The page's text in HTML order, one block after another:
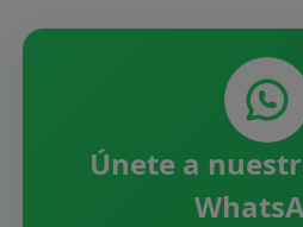
Únete a